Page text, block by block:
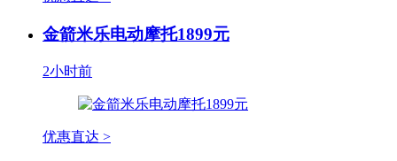
金箭米乐电动摩托1899元
2小时前
优惠直达 >